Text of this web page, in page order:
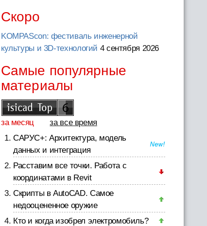
Скоро
KOMPAScon: фестиваль инженерной
культуры и 3D-технологий 4 сентября 2026
Самые популярные
материалы
за месяц
за все время
САРУС+: Архитектура, модель
данных и интеграция
Расставим все точки. Работа с
координатами в Revit
Скрипты в AutoCAD. Самое
недооцененное оружие
Кто и когда изобрел электромобиль?